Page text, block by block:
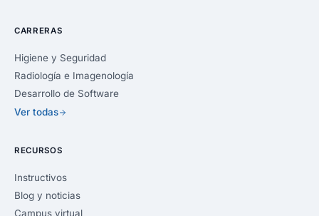
CARRERAS
Higiene y Seguridad
Radiología e Imagenología
Desarrollo de Software
Ver todas
RECURSOS
Instructivos
Blog y noticias
Campus virtual